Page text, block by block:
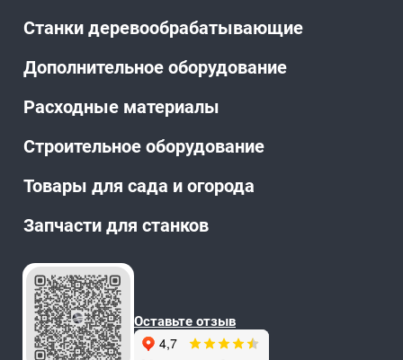
Станки деревообрабатывающие
Дополнительное оборудование
Расходные материалы
Строительное оборудование
Товары для сада и огорода
Запчасти для станков
Оставьте отзыв